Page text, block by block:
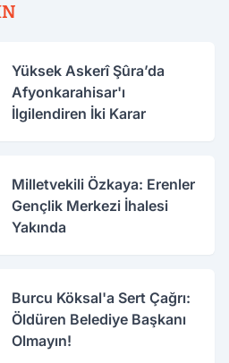
Yüksek Askerî Şûra’da
Afyonkarahisar'ı
İlgilendiren İki Karar
Milletvekili Özkaya: Erenler
Gençlik Merkezi İhalesi
Yakında
Burcu Köksal'a Sert Çağrı:
Öldüren Belediye Başkanı
Olmayın!